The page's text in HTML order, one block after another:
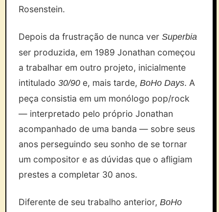
Rosenstein.
Depois da frustração de nunca verSuperbia
ser produzida, em 1989 Jonathan começou
a trabalhar em outro projeto, inicialmente
intitulado30/90 e, mais tarde,BoHo Days. A
peça consistia em um monólogo pop/rock
— interpretado pelo próprio Jonathan
acompanhado de uma banda — sobre seus
anos perseguindo seu sonho de se tornar
um compositor e as dúvidas que o afligiam
prestes a completar 30 anos.
Diferente de seu trabalho anterior,BoHo